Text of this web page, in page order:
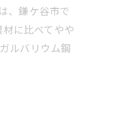
、鎌ケ谷市で
に比べてやや
ルバリウム鋼